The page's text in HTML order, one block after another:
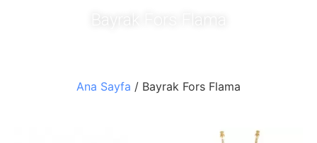
Ana Sayfa / Bayrak Fors Flama